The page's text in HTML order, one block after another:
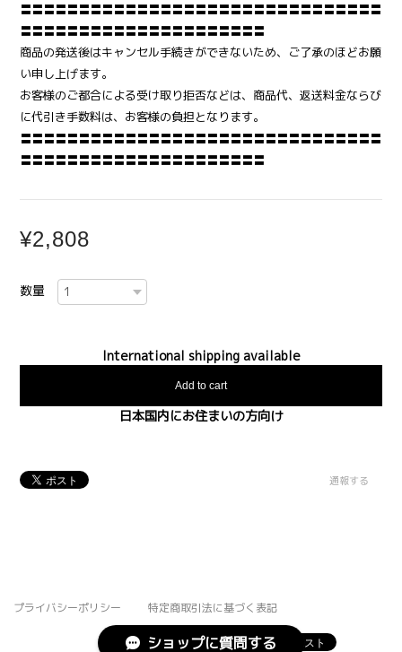
¥2,808
数量
International shipping available
Add to cart
日本国内にお住まいの方向け
通報する
〓〓〓〓〓〓〓〓〓〓〓〓〓〓〓〓〓〓〓〓〓〓〓〓〓〓〓〓〓〓〓
〓〓〓〓〓〓〓〓〓〓〓〓〓〓〓〓〓〓〓〓〓
商品の発送後はキャンセル手続きができないため、ご了承のほどお願
い申し上げます。
お客様のご都合による受け取り拒否などは、商品代、返送料金ならび
に代引き手数料は、お客様の負担となります。
〓〓〓〓〓〓〓〓〓〓〓〓〓〓〓〓〓〓〓〓〓〓〓〓〓〓〓〓〓〓〓
〓〓〓〓〓〓〓〓〓〓〓〓〓〓〓〓〓〓〓〓〓
プライバシーポリシー 特定商取引法に基づく表記
ショップに質問する